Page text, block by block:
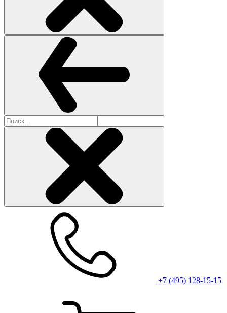
+7 (495) 128-15-15